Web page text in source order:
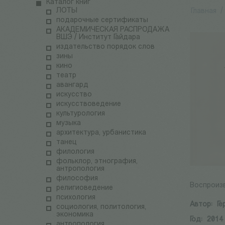
Каталог книг
ЛОТЫ
подарочные сертификаты
АКАДЕМИЧЕСКАЯ РАСПРОДАЖА
ВШЭ / Институт Гайдара
издательство порядок слов
зины
кино
театр
авангард
искусство
искусствоведение
культурология
музыка
архитектура, урбанистика
танец
филология
фольклор, этнография,
антропология
философия
религиоведение
психология
социология, политология,
экономика
Автор:
Год:
2014